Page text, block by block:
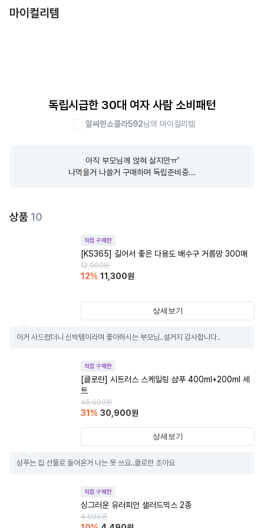
마이컬리템
독립시급한 30대 여자 사람 소비패턴
알싸한쇼콜라592님의 마이컬리템
아직 부모님께 얹혀 살지만ㅠ’
나먹을거 나쓸거 구매하며 독립준비중...
상품 10
직접 구매한
[KS365] 길어서 좋은 다용도 배수구 거름망 300매
12,900원
12% 11,300원
상세보기
이거 사드렸더니 신박템이라며 좋아하시는 부모님..설거지 감사합니다..
직접 구매한
[클로란] 시트러스 스케일링 샴푸 400ml+200ml 세
트
45,000원
31 % 30,900원
상세보기
샴푸는 집 선물로 들어온거 나는 못 쓰요..클로란 조아요
직접 구매한
싱그러운 유러피안 샐러드믹스 2종
4,990원